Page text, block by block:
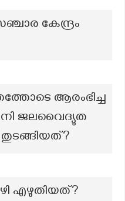
കേന്ദ്രം
ആരംഭിച്ച
ജലവൈദ്യുത
എഴുതിയത്?